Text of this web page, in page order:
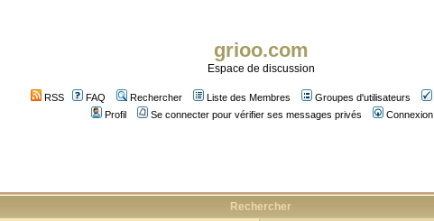
grioo.com
Espace de discussion
RSS FAQ Rechercher Liste des Membres Groupes d'utilisateurs
Profil
Se connecter pour vérifier ses messages privés Connexion
Rechercher